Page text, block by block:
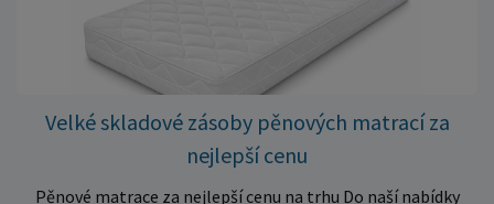
kvalitního masivního dřeva zajistí spolehlivé používání i při
každodenním zatížení v komerčních provozech. Hlavní
výhody hotelových postelí ✔ Možnost spojení do manželské
konstrukce z masivního dřeva ✔ Moderní a nadčasový design
vhodný do hotelů i apartmánů ✔ Vysoká stabilita a dlouhá
Velké skladové zásoby pěnových matrací za
nejlepší cenu
Pěnové matrace za nejlepší cenu na trhu Do naší nabídky